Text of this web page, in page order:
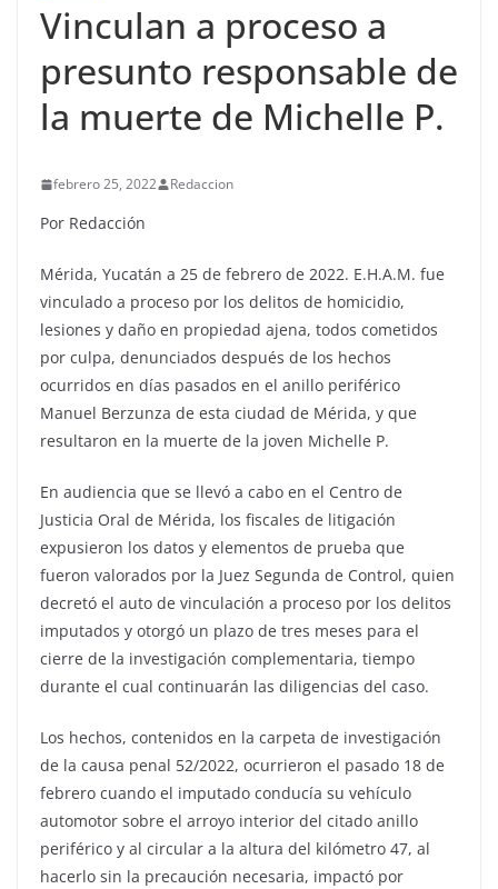
Vinculan a proceso a
presunto responsable de
la muerte de Michelle P.
febrero 25, 2022 Redaccion
Por Redacción
Mérida, Yucatán a 25 de febrero de 2022. E.H.A.M. fue
vinculado a proceso por los delitos de homicidio,
lesiones y daño en propiedad ajena, todos cometidos
por culpa, denunciados después de los hechos
ocurridos en días pasados en el anillo periférico
Manuel Berzunza de esta ciudad de Mérida, y que
resultaron en la muerte de la joven Michelle P.
En audiencia que se llevó a cabo en el Centro de
Justicia Oral de Mérida, los fiscales de litigación
expusieron los datos y elementos de prueba que
fueron valorados por la Juez Segunda de Control, quien
decretó el auto de vinculación a proceso por los delitos
imputados y otorgó un plazo de tres meses para el
cierre de la investigación complementaria, tiempo
durante el cual continuarán las diligencias del caso.
Los hechos, contenidos en la carpeta de investigación
de la causa penal 52/2022, ocurrieron el pasado 18 de
febrero cuando el imputado conducía su vehículo
automotor sobre el arroyo interior del citado anillo
periférico y al circular a la altura del kilómetro 47, al
hacerlo sin la precaución necesaria, impactó por